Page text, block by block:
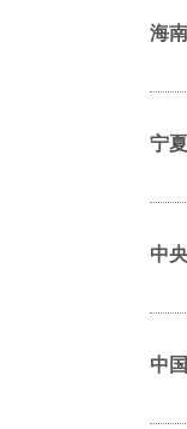
海
宁
中
中